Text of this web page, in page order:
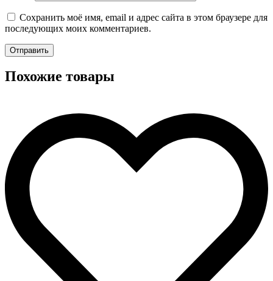
Сохранить моё имя, email и адрес сайта в этом браузере для
последующих моих комментариев.
Похожие товары